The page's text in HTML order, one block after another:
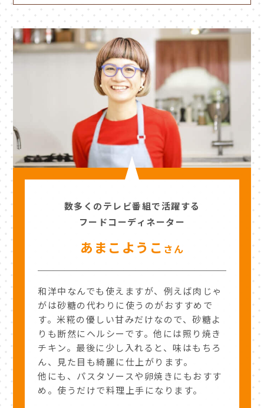
数多くのテレビ番組で活躍する
フードコーディネーター
あまこようこ さん
和洋中なんでも使えますが、例えば肉じゃ
がは砂糖の代わりに使うのがおすすめで
す。米糀の優しい甘みだけなので、砂糖よ
りも断然にヘルシーです。他には照り焼き
チキン。最後に少し入れると、味はもちろ
ん、見た目も綺麗に仕上がります。
他にも、パスタソースや卵焼きにもおすす
め。使うだけで料理上手になります。